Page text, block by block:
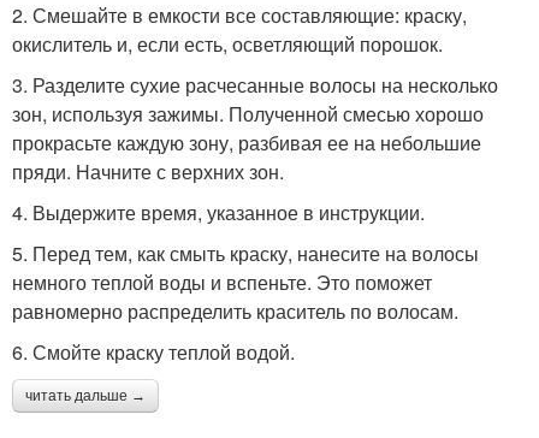
2. Смешайте в емкости все составляющие: краску,
окислитель и, если есть, осветляющий порошок.
3. Разделите сухие расчесанные волосы на несколько
зон, используя зажимы. Полученной смесью хорошо
прокрасьте каждую зону, разбивая ее на небольшие
пряди. Начните с верхних зон.
4. Выдержите время, указанное в инструкции.
5. Перед тем, как смыть краску, нанесите на волосы
немного теплой воды и вспеньте. Это поможет
равномерно распределить краситель по волосам.
6. Смойте краску теплой водой.
читать дальше →